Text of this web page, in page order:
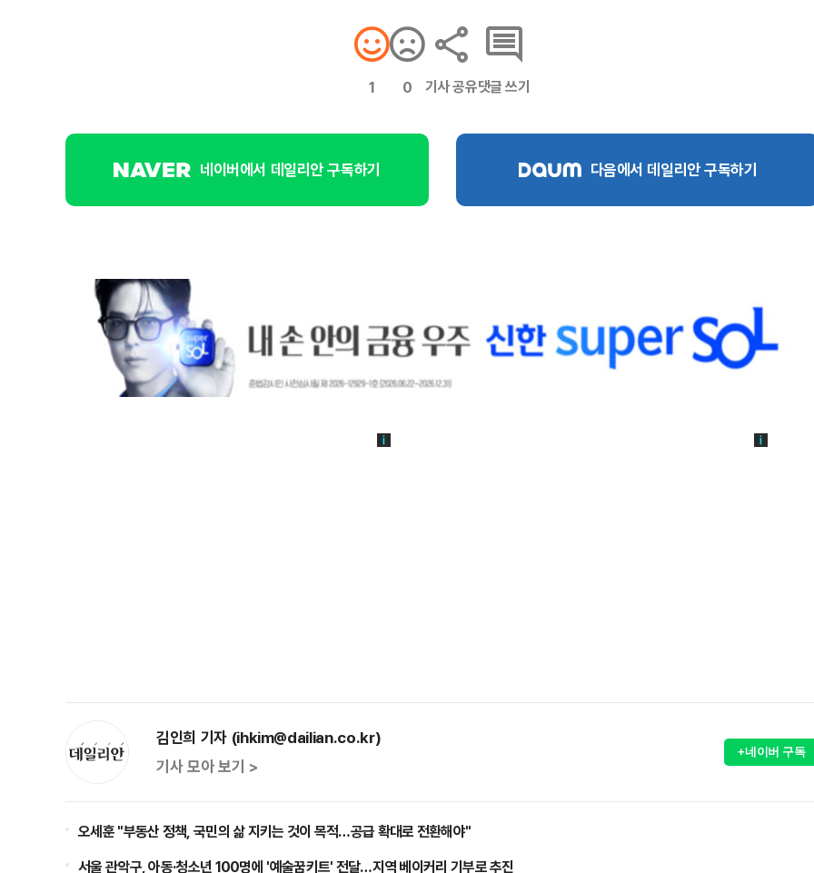
1 0 기사 공유댓글 쓰기
네이버에서 데일리안 구독하기 다음에서 데일리안 구독하기
김인희 기자 (ihkim@dailian.co.kr)
기사 모아 보기 >
+네이버 구독
오세훈 "부동산 정책, 국민의 삶 지키는 것이 목적…공급 확대로 전환해야"
서울 관악구, 아동·청소년 100명에 '예술꿈키트' 전달…지역 베이커리 기부로 추진